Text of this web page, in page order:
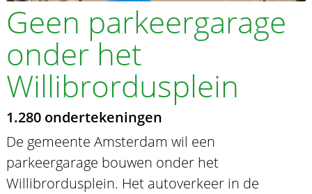
Geen parkeergarage
onder het
Willibrordusplein
1.280 ondertekeningen
De gemeente Amsterdam wil een
parkeergarage bouwen onder het
Willibrordusplein. Het autoverkeer in de